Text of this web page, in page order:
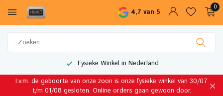
4,7 van 5
0
Wereldwijde Verzending
I.v.m. de geboorte van onze zoon is onze fysieke winkel van 30/07
t/m 01/08 gesloten. Online orders gaan gewoon door.